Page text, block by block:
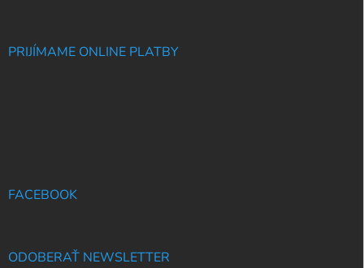
PRIJÍMAME ONLINE PLATBY
FACEBOOK
ODOBERAŤ NEWSLETTER